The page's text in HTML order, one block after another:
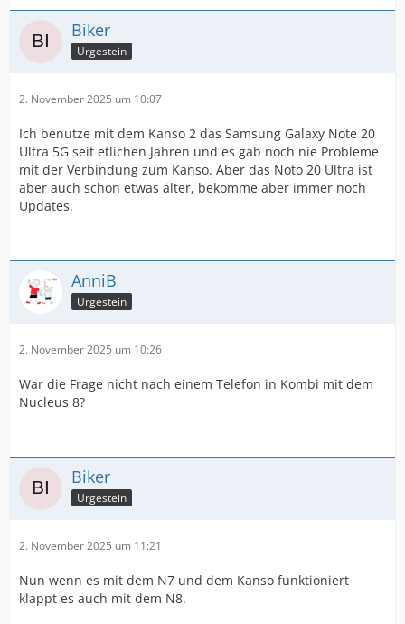
Biker
Urgestein
2. November 2025 um 10:07
Ich benutze mit dem Kanso 2 das Samsung Galaxy Note 20
Ultra 5G seit etlichen Jahren und es gab noch nie Probleme
mit der Verbindung zum Kanso. Aber das Noto 20 Ultra ist
aber auch schon etwas älter, bekomme aber immer noch
Updates.
AnniB
Urgestein
2. November 2025 um 10:26
War die Frage nicht nach einem Telefon in Kombi mit dem
Nucleus 8?
Biker
Urgestein
2. November 2025 um 11:21
Nun wenn es mit dem N7 und dem Kanso funktioniert
klappt es auch mit dem N8.